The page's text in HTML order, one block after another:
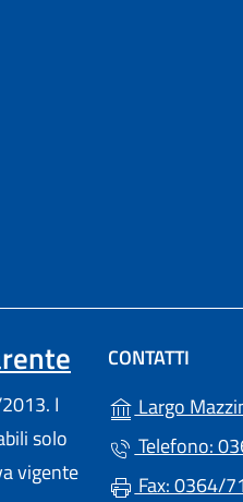
I
solo
vigente
CONTATTI
Largo
Telefono:
Fax: 0364/